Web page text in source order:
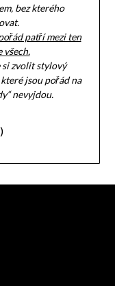
bez kterého
patří mezi ten
všech.
zvolit stylový
jsou pořád na
nevyjdou.